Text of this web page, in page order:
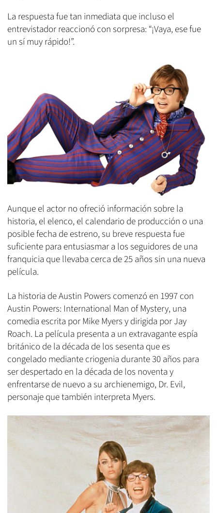
La respuesta fue tan inmediata que incluso el
entrevistador reaccionó con sorpresa: “¡Vaya, ese fue
un sí muy rápido!”.
Aunque el actor no ofreció información sobre la
historia, el elenco, el calendario de producción o una
posible fecha de estreno, su breve respuesta fue
suficiente para entusiasmar a los seguidores de una
franquicia que llevaba cerca de 25 años sin una nueva
película.
La historia de Austin Powers comenzó en 1997 con
Austin Powers: International Man of Mystery, una
comedia escrita por Mike Myers y dirigida por Jay
Roach. La película presenta a un extravagante espía
británico de la década de los sesenta que es
congelado mediante criogenia durante 30 años para
ser despertado en la década de los noventa y
enfrentarse de nuevo a su archienemigo, Dr. Evil,
personaje que también interpreta Myers.